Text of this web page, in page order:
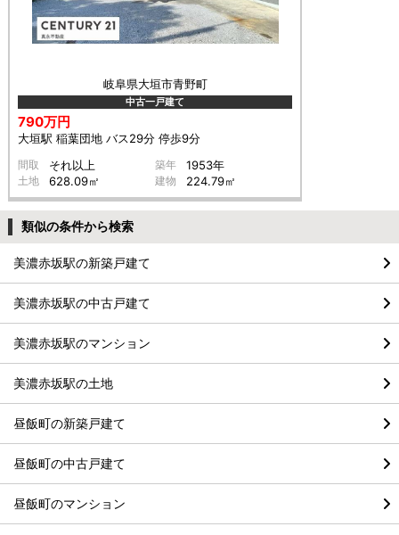
岐阜県大垣市青野町
中古一戸建て
790万円
大垣駅 稲葉団地 バス29分 停歩9分
間取 それ以上 築年 1953年
土地 628.09㎡ 建物 224.79㎡
類似の条件から検索
美濃赤坂駅の新築戸建て
美濃赤坂駅の中古戸建て
美濃赤坂駅のマンション
美濃赤坂駅の土地
昼飯町の新築戸建て
昼飯町の中古戸建て
昼飯町のマンション